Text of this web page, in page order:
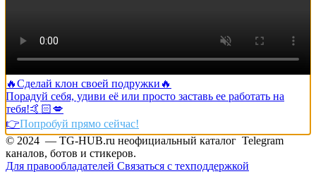
🔥Сделай клон своей подружки🔥
Порадуй себя, удиви её или просто заставь ее работать на
тебя!🤙🏻💋
👉Попробуй прямо сейчас!
© 2024 — TG-HUB.ru неофициальный каталог Telegram
каналов, ботов и стикеров.
Для правообладателей Связаться с техподдержкой